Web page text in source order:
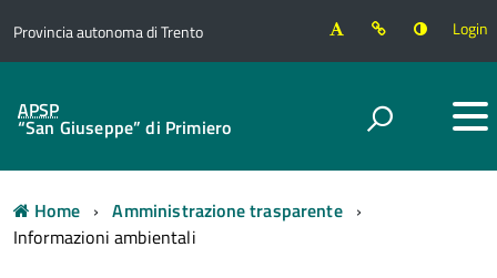
Provincia autonoma di Trento Login
APSP
“San Giuseppe” di Primiero
Home
Amministrazione trasparente
Informazioni ambientali